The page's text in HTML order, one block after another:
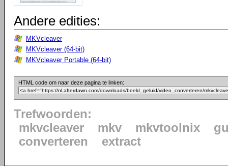
Andere edities:
MKVcleaver
MKVcleaver (64-bit)
MKVcleaver Portable (64-bit)
HTML code om naar deze pagina te linken:
Trefwoorden:
mkvcleaver
mkv mkvtoolnix
converteren
extract